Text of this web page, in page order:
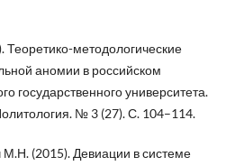
методологические
аномии в российском
государственного университета.
№ 3 (27). С. 104–114.
(2015). Девиации в системе